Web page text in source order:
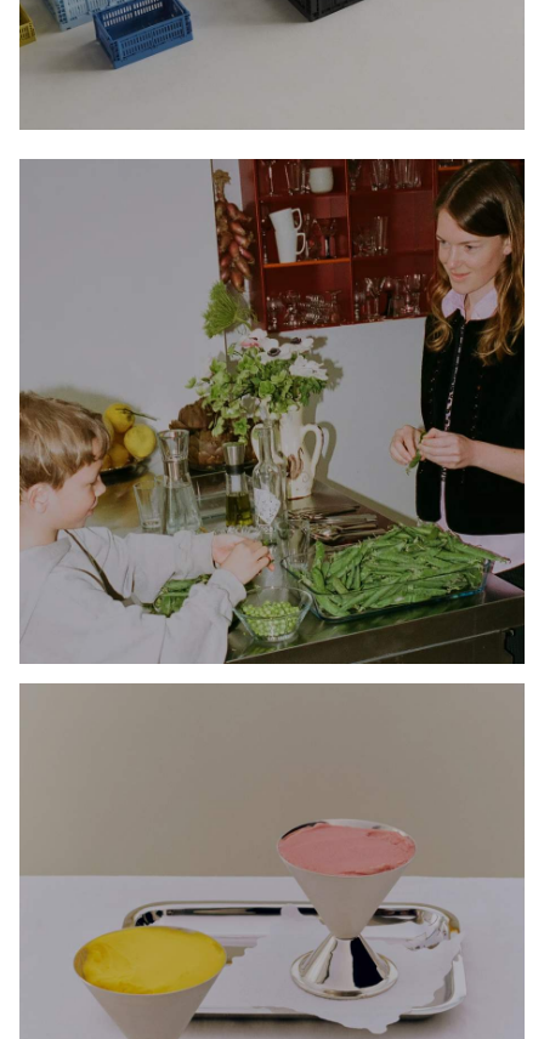
GJØR HVERDAGEN VAKRERE MED
ROSENDAHL
NYHETER OG DESIGNFAVORITTER FRA
HAY